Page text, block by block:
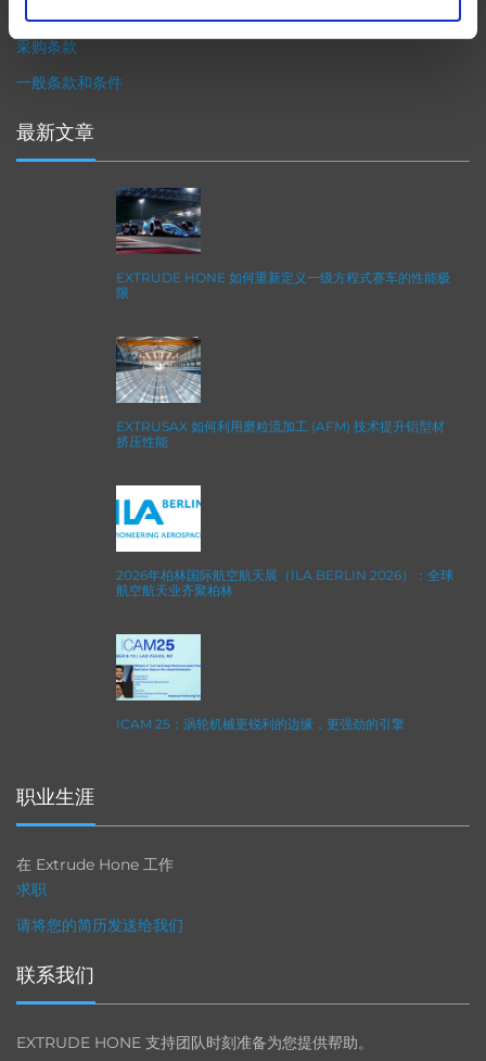
采购条款
一般条款和条件
最新文章
EXTRUDE HONE 如何重新定义一级方程式赛车的性能极
限
EXTRUSAX 如何利用磨粒流加工 (AFM) 技术提升铝型材
挤压性能
2026年柏林国际航空航天展（ILA BERLIN 2026）：全球
航空航天业齐聚柏林
ICAM 25：涡轮机械更锐利的边缘，更强劲的引擎
职业生涯
在 Extrude Hone 工作
求职
请将您的简历发送给我们
联系我们
EXTRUDE HONE 支持团队时刻准备为您提供帮助。